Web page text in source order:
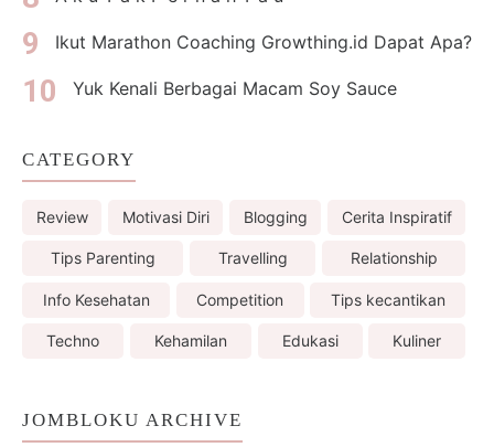
Ikut Marathon Coaching Growthing.id Dapat Apa?
Yuk Kenali Berbagai Macam Soy Sauce
CATEGORY
Review Motivasi Diri Blogging Cerita Inspiratif
Tips Parenting Travelling Relationship
Info Kesehatan Competition Tips kecantikan
Techno Kehamilan Edukasi Kuliner
JOMBLOKU ARCHIVE